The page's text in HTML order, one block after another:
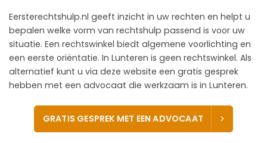
CONTACT
Eersterechtshulp.nl geeft inzicht in uw rechten en helpt u
bepalen welke vorm van rechtshulp passend is voor uw
situatie. Een rechtswinkel biedt algemene voorlichting en
een eerste oriëntatie. In Lunteren is geen rechtswinkel. Als
alternatief kunt u via deze website een gratis gesprek
hebben met een advocaat die werkzaam is in Lunteren.
GRATIS GESPREK MET EEN ADVOCAAT